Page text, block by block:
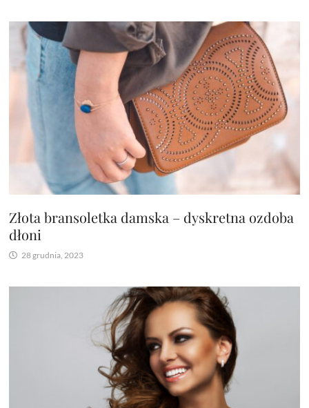
Złota bransoletka damska – dyskretna ozdoba
dłoni
28 grudnia, 2023